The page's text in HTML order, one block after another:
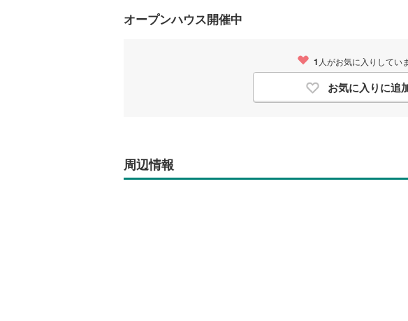
オープンハウス開催中
1 人がお気に入りしてい
お気に入りに追
周辺情報